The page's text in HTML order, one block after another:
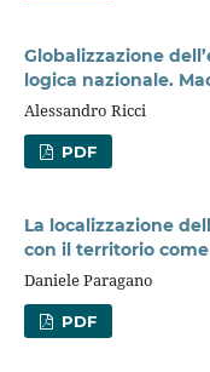
Globalizzazione
logica nazionale.
Alessandro Ricci
PDF
La localizzazione
con il territorio
Daniele Paragano
PDF